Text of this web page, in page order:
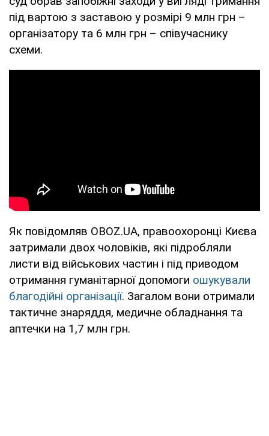
під вартою з заставою у розмірі 9 млн грн –
організатору та 6 млн грн – співучаснику
схеми.
Як повідомляв OBOZ.UA, правоохоронці Києва
затримали двох чоловіків, які підробляли
листи від військових частин і під приводом
отримання гуманітарної допомоги ошукували
благодійні організації. Загалом вони отримали
тактичне знаряддя, медичне обладнання та
аптечки на 1,7 млн грн.